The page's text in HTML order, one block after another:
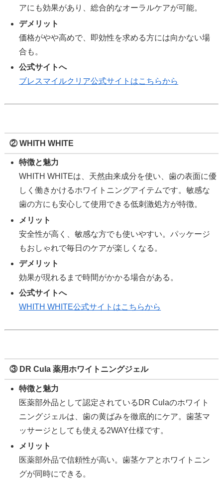
アにも効果があり、総合的なオーラルケアが可能。
デメリット
価格がやや高めで、即効性を求める方には向かない場
合も。
公式サイトへ
ブレスマイルクリア公式サイトはこちらから
② WHITH WHITE
特徴と魅力
WHITH WHITEは、天然由来成分を使い、歯の表面に優
しく働きかけるホワイトニングアイテムです。敏感な
歯の方にも安心して使用できる低刺激処方が特徴。
メリット
安全性が高く、敏感な方でも使いやすい。パッケージ
もおしゃれで毎日のケアが楽しくなる。
デメリット
効果が現れるまで時間がかかる場合がある。
公式サイトへ
WHITH WHITE公式サイトはこちらから
③ DR Cula 薬用ホワイトニングジェル
特徴と魅力
医薬部外品として認定されているDR Culaのホワイト
ニングジェルは、歯の黄ばみを徹底的にケア。歯茎マ
ッサージとしても使える2WAY仕様です。
メリット
医薬部外品で信頼性が高い。歯茎ケアとホワイトニン
グが同時にできる。